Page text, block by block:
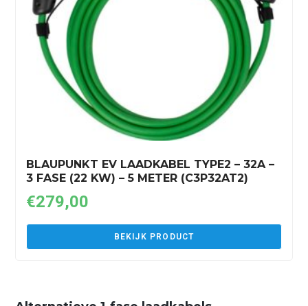
BLAUPUNKT EV LAADKABEL TYPE2 – 32A –
3 FASE (22 KW) – 5 METER (C3P32AT2)
€279,00
BEKIJK PRODUCT